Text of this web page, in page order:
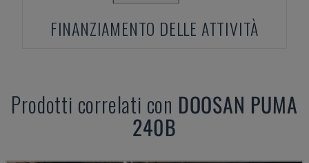
FINANZIAMENTO DELLE ATTIVITÀ
Prodotti correlati con DOOSAN PUMA
240B